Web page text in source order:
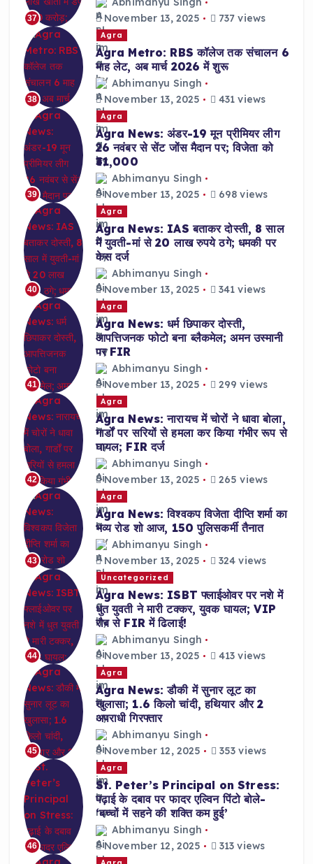
37
November 13, 2025
737 views
38
Agra
Agra Metro: RBS कॉलेज तक संचालन 6
माह लेट, अब मार्च 2026 में शुरू
Abhimanyu Singh
November 13, 2025
431 views
39
Agra
Agra News: अंडर-19 मून प्रीमियर लीग
26 नवंबर से सेंट जोंस मैदान पर; विजेता को
₹31,000
Abhimanyu Singh
November 13, 2025
698 views
40
Agra
Agra News: IAS बताकर दोस्ती, 8 साल
में युवती-मां से 20 लाख रुपये ठगे; धमकी पर
केस दर्ज
Abhimanyu Singh
November 13, 2025
341 views
41
Agra
Agra News: धर्म छिपाकर दोस्ती,
आपत्तिजनक फोटो बना ब्लैकमेल; अमन उस्मानी
पर FIR
Abhimanyu Singh
November 13, 2025
299 views
42
Agra
Agra News: नारायच में चोरों ने धावा बोला,
गार्डों पर सरियों से हमला कर किया गंभीर रूप से
घायल; FIR दर्ज
Abhimanyu Singh
November 13, 2025
265 views
43
Agra
Agra News: विश्वकप विजेता दीप्ति शर्मा का
भव्य रोड शो आज, 150 पुलिसकर्मी तैनात
Abhimanyu Singh
November 13, 2025
324 views
44
Uncategorized
Agra News: ISBT फ्लाईओवर पर नशे में
धुत युवती ने मारी टक्कर, युवक घायल; VIP
रौब से FIR में ढिलाई!
Abhimanyu Singh
November 13, 2025
413 views
45
Agra
Agra News: डौकी में सुनार लूट का
खुलासा; 1.6 किलो चांदी, हथियार और 2
अपराधी गिरफ्तार
Abhimanyu Singh
November 12, 2025
353 views
46
Agra
St. Peter’s Principal on Stress:
पढ़ाई के दबाव पर फादर एल्विन पिंटो बोले-
‘बच्चों में सहने की शक्ति कम हुई’
Abhimanyu Singh
November 12, 2025
313 views